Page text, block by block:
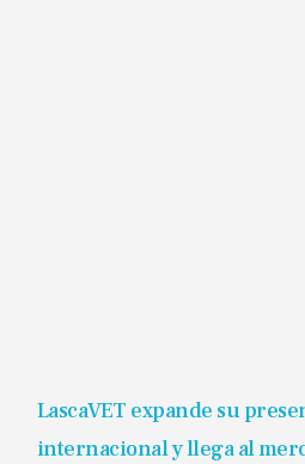
LascaVET expande su
internacional y llega al